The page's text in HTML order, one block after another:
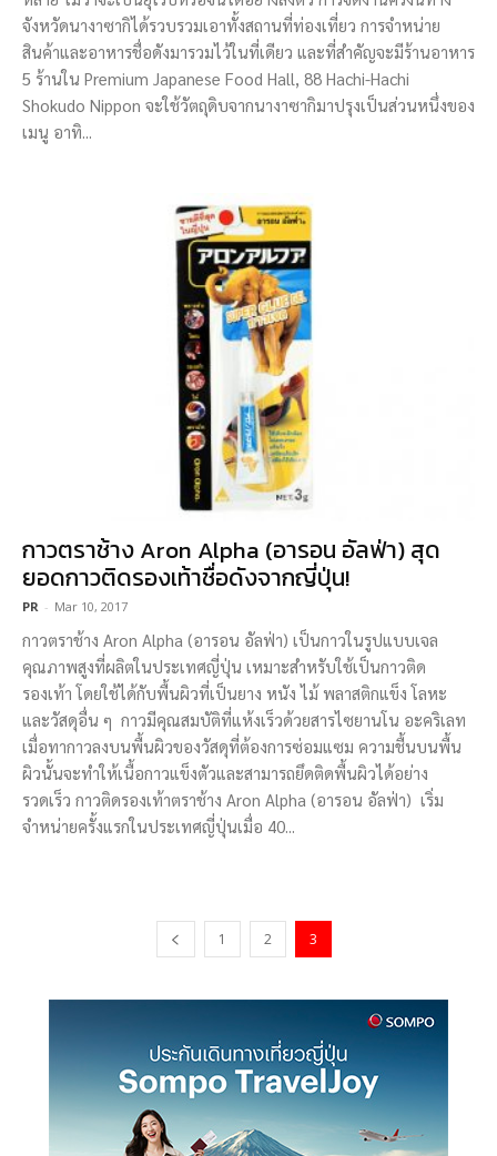
จังหวัดนางาซากิได้รวบรวมเอาทั้งสถานที่ท่องเที่ยว การจำหน่าย
สินค้าและอาหารชื่อดังมารวมไว้ในที่เดียว และที่สำคัญจะมีร้านอาหาร
5 ร้านใน Premium Japanese Food Hall, 88 Hachi-Hachi
Shokudo Nippon จะใช้วัตถุดิบจากนางาซากิมาปรุงเป็นส่วนหนึ่งของ
เมนู อาทิ...
กาวตราช้าง Aron Alpha (อารอน อัลฟ่า) สุด
ยอดกาวติดรองเท้าชื่อดังจากญี่ปุ่น!
PR - Mar 10, 2017
กาวตราช้าง Aron Alpha (อารอน อัลฟ่า) เป็นกาวในรูปแบบเจล
คุณภาพสูงที่ผลิตในประเทศญี่ปุ่น เหมาะสำหรับใช้เป็นกาวติด
รองเท้า โดยใช้ได้กับพื้นผิวที่เป็นยาง หนัง ไม้ พลาสติกแข็ง โลหะ
และวัสดุอื่น ๆ กาวมีคุณสมบัติที่แห้งเร็วด้วยสารไซยานโน อะคริเลท
เมื่อทากาวลงบนพื้นผิวของวัสดุที่ต้องการซ่อมแซม ความชื้นบนพื้น
ผิวนั้นจะทำให้เนื้อกาวแข็งตัวและสามารถยึดติดพื้นผิวได้อย่าง
รวดเร็ว กาวติดรองเท้าตราช้าง Aron Alpha (อารอน อัลฟ่า) เริ่ม
จำหน่ายครั้งแรกในประเทศญี่ปุ่นเมื่อ 40...
1 2 3